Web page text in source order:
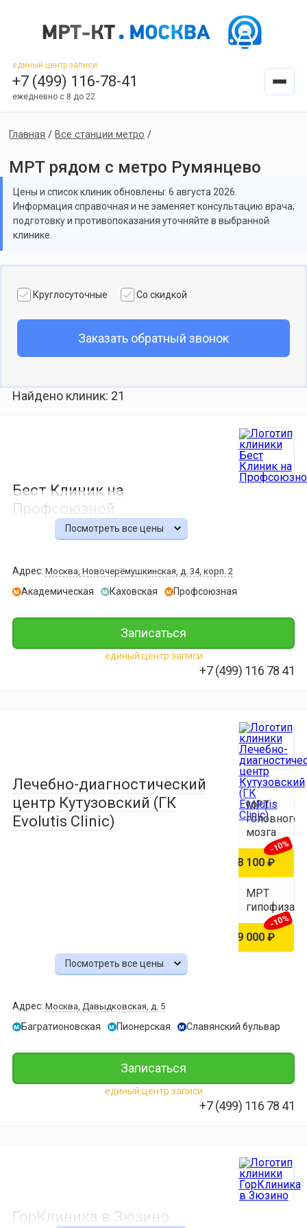
единый центр записи
+7 (499) 116-78-41
ежедневно с 8 до 22
Главная / Все станции метро /
МРТ рядом с метро Румянцево
Цены и список клиник обновлены: 6 августа 2026.
Информация справочная и не заменяет консультацию врача;
подготовку и противопоказания уточняйте в выбранной
клинике.
Круглосуточные Со скидкой
Заказать обратный звонок
Найдено клиник: 21
Бест Клиник на
Профсоюзной
Посмотреть все цены
Адрес: Москва, Новочерёмушкинская, д. 34, корп. 2
м Академическая м Каховская м Профсоюзная
Записаться
единый центр записи
+7 (499) 116 78 41
Лечебно-диагностический
центр Кутузовский (ГК
Evolutis Clinic)
МРТ
головного
мозга
8 100 ₽
-10%
МРТ
гипофиза
9 000 ₽
-10%
-10%
глазных
и
9 000 ₽
МРТ
Посмотреть все цены
Адрес: Москва, Давыдковская, д. 5
м Багратионовская м Пионерская м Славянский бульвар
Записаться
единый центр записи
+7 (499) 116 78 41
ГорКлиника в Зюзино